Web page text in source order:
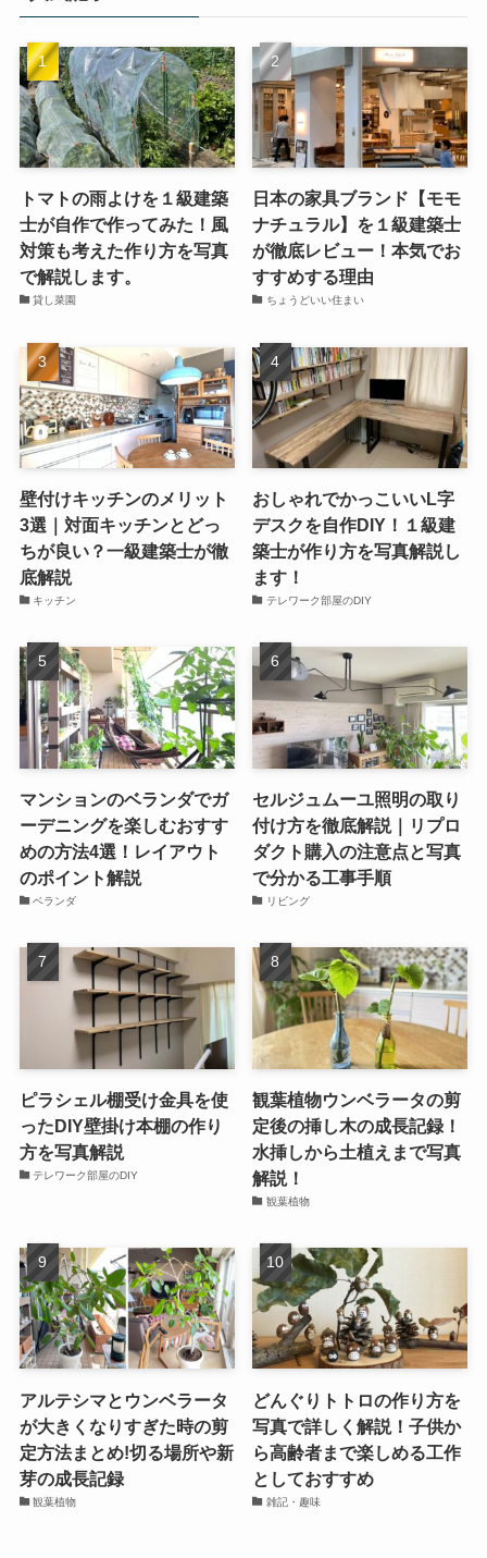
トマトの雨よけを１級建築
士が自作で作ってみた！風
対策も考えた作り方を写真
で解説します。
貸し菜園
日本の家具ブランド【モモ
ナチュラル】を１級建築士
が徹底レビュー！本気でお
すすめする理由
ちょうどいい住まい
壁付けキッチンのメリット
3選｜対面キッチンとどっ
ちが良い？一級建築士が徹
底解説
キッチン
おしゃれでかっこいいL字
デスクを自作DIY！１級建
築士が作り方を写真解説し
ます！
テレワーク部屋のDIY
マンションのベランダでガ
ーデニングを楽しむおすす
めの方法4選！レイアウト
のポイント解説
ベランダ
セルジュムーユ照明の取り
付け方を徹底解説｜リプロ
ダクト購入の注意点と写真
で分かる工事手順
リビング
ピラシェル棚受け金具を使
ったDIY壁掛け本棚の作り
方を写真解説
テレワーク部屋のDIY
観葉植物ウンベラータの剪
定後の挿し木の成長記録！
水挿しから土植えまで写真
解説！
観葉植物
アルテシマとウンベラータ
が大きくなりすぎた時の剪
定方法まとめ!切る場所や新
芽の成長記録
観葉植物
どんぐりトトロの作り方を
写真で詳しく解説！子供か
ら高齢者まで楽しめる工作
としておすすめ
雑記・趣味